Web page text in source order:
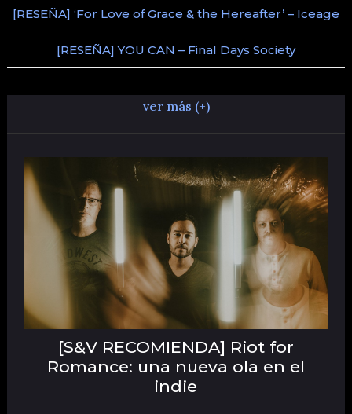
[RESEÑA] ‘For Love of Grace & the Hereafter’ – Iceage
[RESEÑA] YOU CAN – Final Days Society
ver más (+)
[S&V RECOMIENDA] Riot for
Romance: una nueva ola en el
indie